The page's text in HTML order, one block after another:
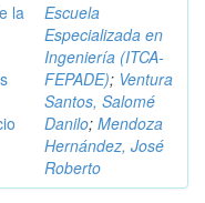
la
Escuela
Especializada en
Ingeniería (ITCA-
FEPADE); Ventura
Santos, Salomé
Danilo; Mendoza
Hernández, José
Roberto